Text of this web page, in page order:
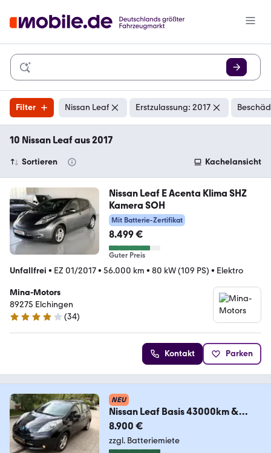
Filter Nissan Leaf Erstzulassung: 2017
10 Nissan Leaf aus 2017
Sortieren Kachelansicht
Nissan Leaf E Acenta Klima SHZ
Kamera SOH
Mit Batterie-Zertifikat
8.499 €
Guter Preis
Unfallfrei • EZ 01/2017• 56.000 km • 80 kW (109 PS) • Elektro
Mina-Motors
89275 Elchingen
4.2 Sterne
(34)
Kontakt Parken
NEU
Nissan Leaf Basis 43000km &
Garantie 5Sitzer 30kWh
8.900 €
zzgl. Batteriemiete